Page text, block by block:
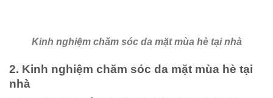
Kinh nghiệm chăm sóc da mặt mùa hè tại nhà
2. Kinh nghiệm chăm sóc da mặt mùa hè tại
nhà